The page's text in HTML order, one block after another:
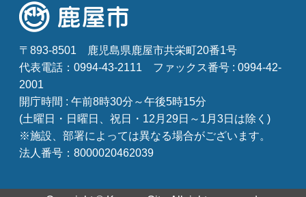
〒893-8501
鹿児島県鹿屋市共栄町20番1号
代表電話：0994-43-2111
ファックス番号 : 0994-42-
2001
開庁時間 : 午前8時30分～午後5時15分
(土曜日・日曜日、祝日・12月29日～1月3日は除く)
※施設、部署によっては異なる場合がございます。
法人番号：8000020462039